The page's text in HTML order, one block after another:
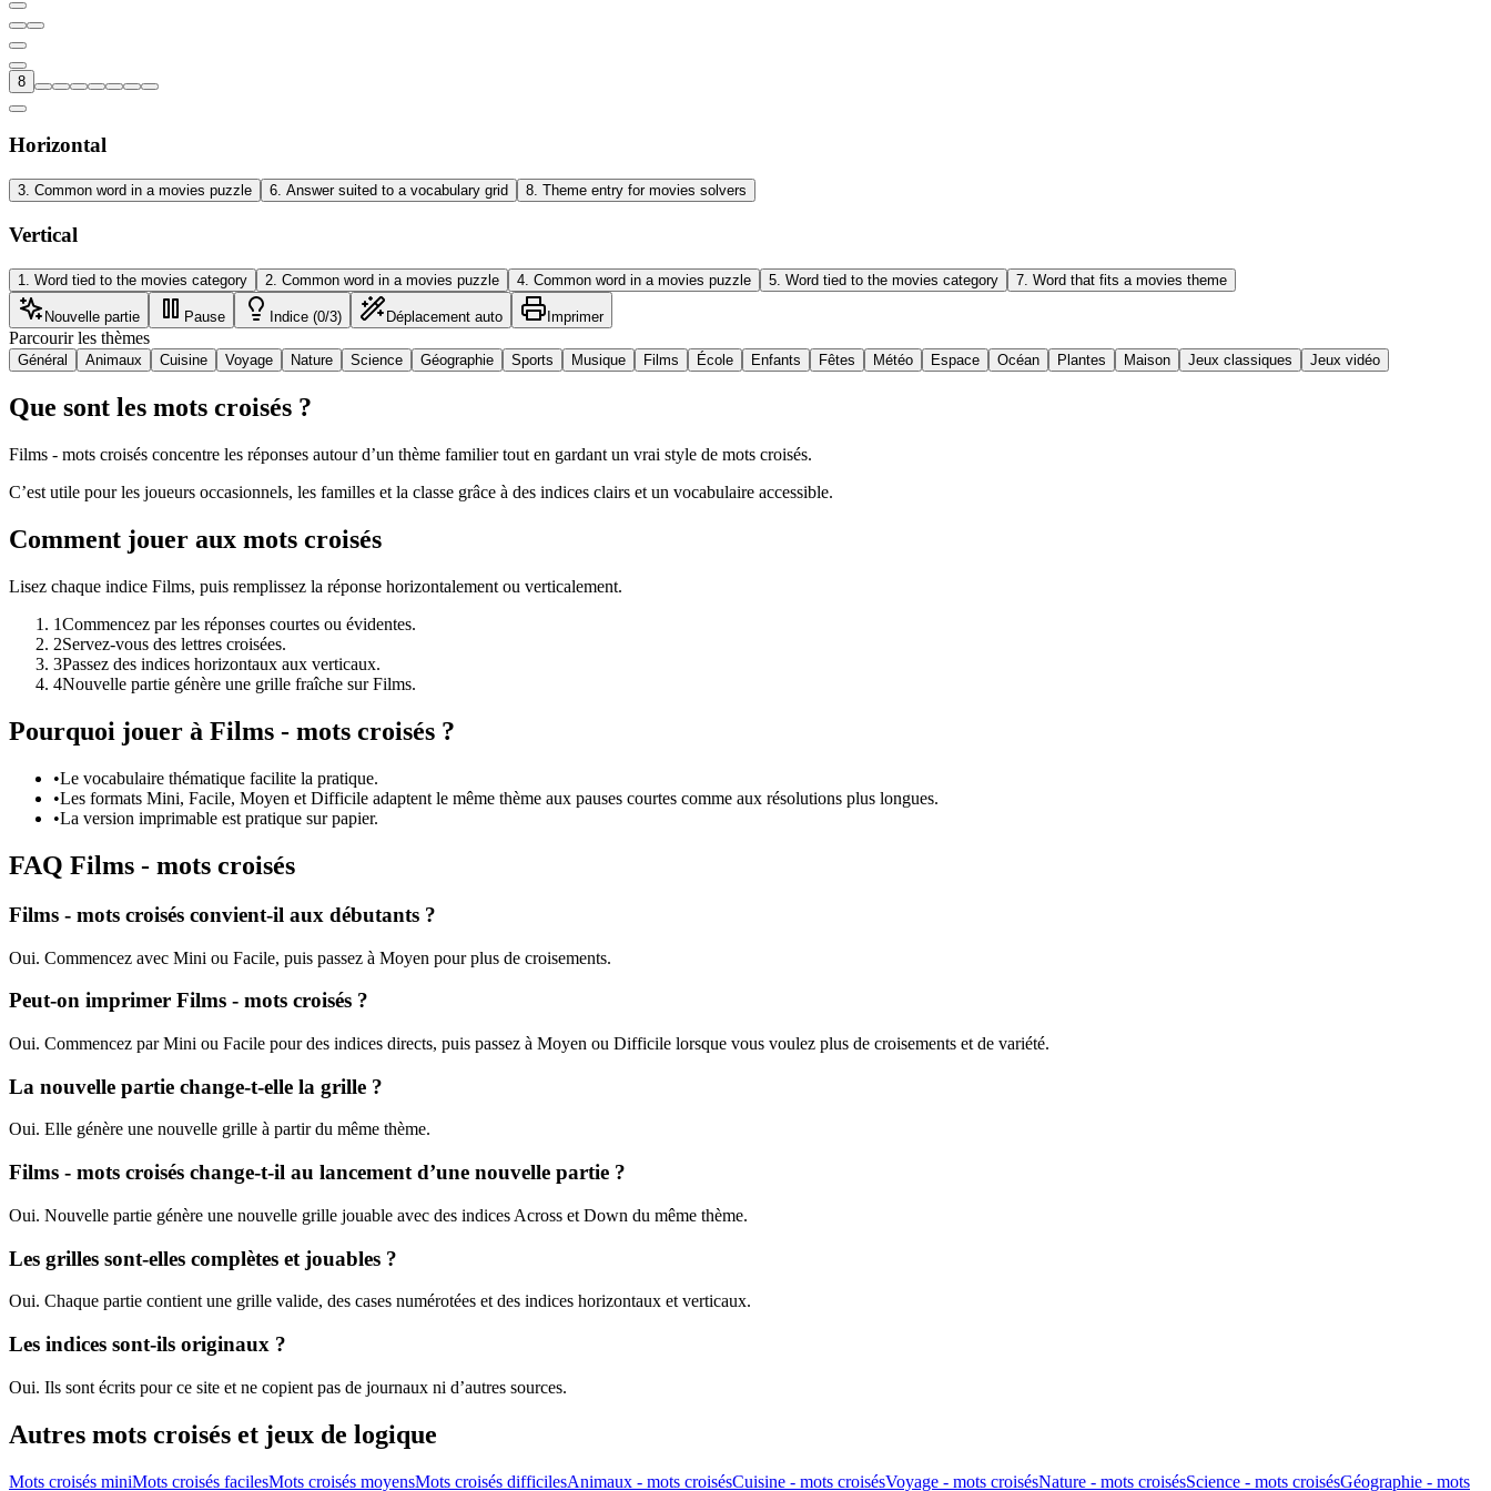
8
Horizontal
3. Common word in a movies puzzle 6. Answer suited to a vocabulary grid 8. Theme entry for movies solvers
Vertical
1 Word tied to the movies category 2 Common word in a movies puzzle 4 Common word in a movies puzzle 5 Word tied to the movies category 7 Word that fits a movies theme
Nouvelle partie Pause Indice (0/3) Déplacement auto Imprimer
Parcourir les thèmes
Général Animaux Cuisine Voyage Nature Science Géographie Sports Musique Films École Enfants Fêtes Météo Espace Océan Plantes Maison Jeux classiques Jeux vidéo
Que sont les mots croisés ?
Films - mots croisés concentre les réponses autour d’un thème familier tout en gardant un vrai style de mots croisés.
C’est utile pour les joueurs occasionnels, les familles et la classe grâce à des indices clairs et un vocabulaire accessible.
Comment jouer aux mots croisés
Lisez chaque indice Films, puis remplissez la réponse horizontalement ou verticalement.
1Commencez par les réponses courtes ou évidentes.
2Servez-vous des lettres croisées.
3Passez des indices horizontaux aux verticaux.
4Nouvelle partie génère une grille fraîche sur Films.
Pourquoi jouer à Films - mots croisés ?
•Le vocabulaire thématique facilite la pratique.
•Les formats Mini, Facile, Moyen et Difficile adaptent le même thème aux pauses courtes comme aux résolutions plus longues.
•La version imprimable est pratique sur papier.
FAQ Films - mots croisés
Films - mots croisés convient-il aux débutants ?
Oui. Commencez avec Mini ou Facile, puis passez à Moyen pour plus de croisements.
Peut-on imprimer Films - mots croisés ?
Oui. Commencez par Mini ou Facile pour des indices directs, puis passez à Moyen ou Difficile lorsque vous voulez plus de croisements et de variété.
La nouvelle partie change-t-elle la grille ?
Oui. Elle génère une nouvelle grille à partir du même thème.
Films - mots croisés change-t-il au lancement d’une nouvelle partie ?
Oui. Nouvelle partie génère une nouvelle grille jouable avec des indices Across et Down du même thème.
Les grilles sont-elles complètes et jouables ?
Oui. Chaque partie contient une grille valide, des cases numérotées et des indices horizontaux et verticaux.
Les indices sont-ils originaux ?
Oui. Ils sont écrits pour ce site et ne copient pas de journaux ni d’autres sources.
Autres mots croisés et jeux de logique
Mots croisés miniMots croisés facilesMots croisés moyensMots croisés difficilesAnimaux - mots croisésCuisine - mots croisésVoyage - mots croisésNature - mots croisésScience - mots croisésGéographie - mots